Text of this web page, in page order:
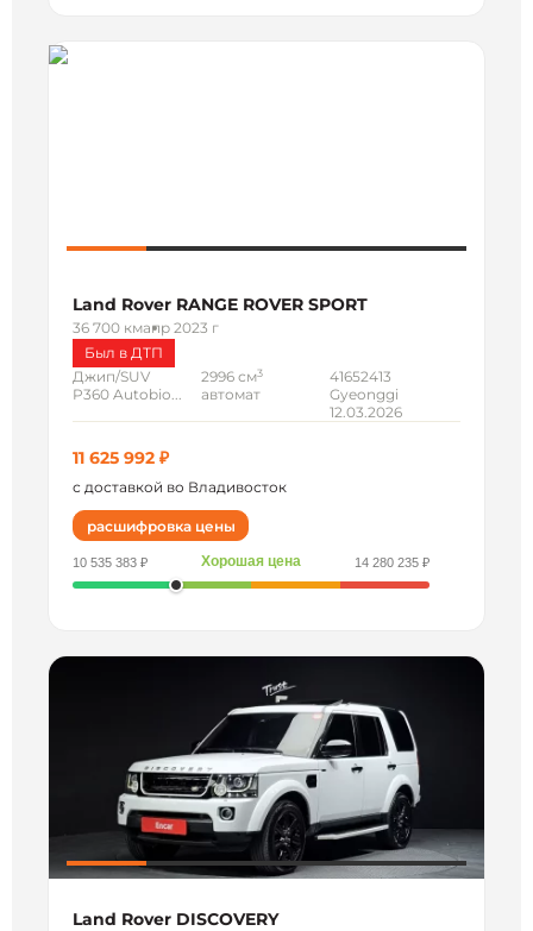
Land Rover RANGE ROVER SPORT
36 700 кмапр 2023 г
Был в ДТП
Джип/SUV
P360 Autobio...
2996 см3
автомат
41652413
Gyeonggi
12.03.2026
11 625 992 ₽
с доставкой во Владивосток
расшифровка цены
10 535 383 ₽ Хорошая цена 14 280 235 ₽
Land Rover DISCOVERY